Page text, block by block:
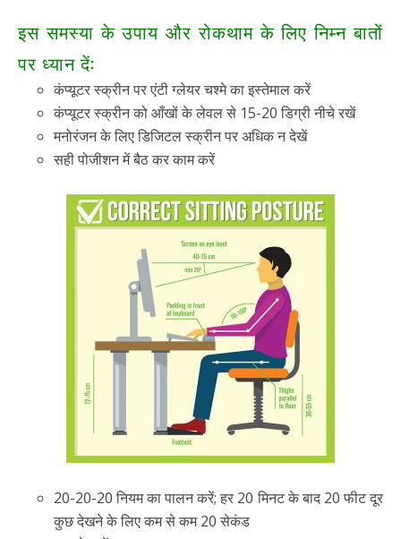
इस समस्या के उपाय और रोकथाम के लिए निम्न बातों
पर ध्यान दें:
कंप्यूटर स्क्रीन पर एंटी ग्लेयर चश्मे का इस्तेमाल करें
कंप्यूटर स्क्रीन को आँखों के लेवल से 15-20 डिग्री नीचे रखें
मनोरंजन के लिए डिजिटल स्क्रीन पर अधिक न देखें
सही पोजीशन में बैठ कर काम करें
20-20-20 नियम का पालन करें; हर 20 मिनट के बाद 20 फीट दूर
कुछ देखने के लिए कम से कम 20 सेकंड